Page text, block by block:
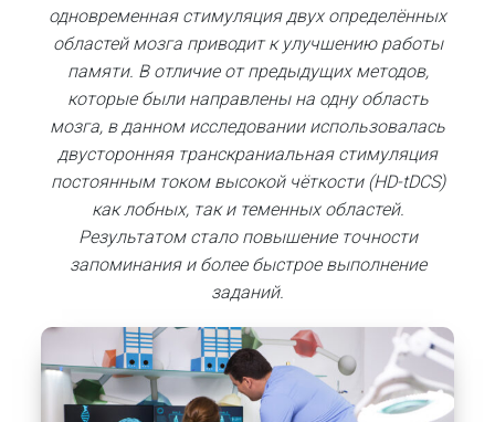
одновременная стимуляция двух определённых
областей мозга приводит к улучшению работы
памяти. В отличие от предыдущих методов,
которые были направлены на одну область
мозга, в данном исследовании использовалась
двусторонняя транскраниальная стимуляция
постоянным током высокой чёткости (HD-tDCS)
как лобных, так и теменных областей.
Результатом стало повышение точности
запоминания и более быстрое выполнение
заданий.